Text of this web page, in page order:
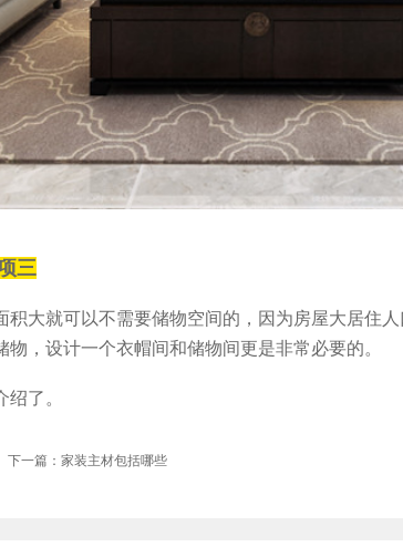
三
积大就可以不需要储物空间的，因为房屋大居住
，设计一个衣帽间和储物间更是非常必要的。
了。
下一篇：家装主材包括哪些